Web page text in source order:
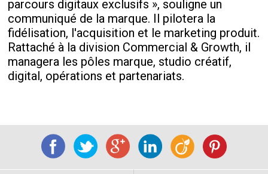
parcours digitaux exclusifs », souligne un
communiqué de la marque. Il pilotera la
fidélisation, l'acquisition et le marketing produit.
Rattaché à la division Commercial & Growth, il
managera les pôles marque, studio créatif,
digital, opérations et partenariats.